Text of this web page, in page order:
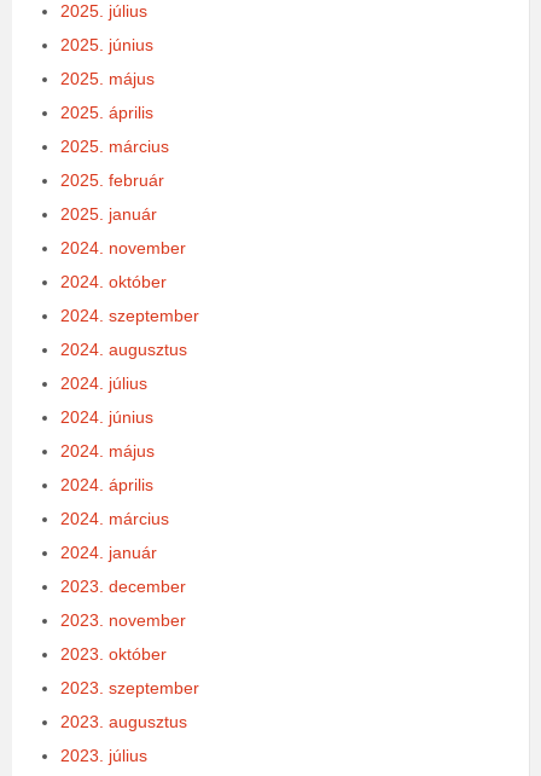
2025. július
2025. június
2025. május
2025. április
2025. március
2025. február
2025. január
2024. november
2024. október
2024. szeptember
2024. augusztus
2024. július
2024. június
2024. május
2024. április
2024. március
2024. január
2023. december
2023. november
2023. október
2023. szeptember
2023. augusztus
2023. július